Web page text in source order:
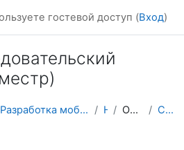
гостевой доступ (Вход)
Разработка мобильных приложений и компьютерных игр НИС_1 Обзор журналов Сдаем Долги